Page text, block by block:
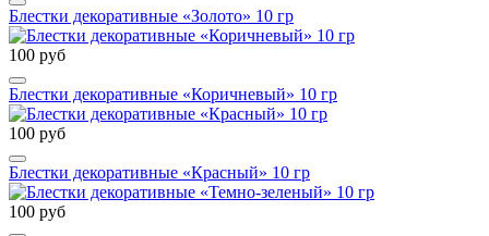
Блестки декоративные «Золото» 10 гр
100 руб
Блестки декоративные «Коричневый» 10 гр
100 руб
Блестки декоративные «Красный» 10 гр
100 руб